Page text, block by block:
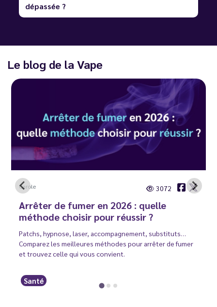
dépassée ?
Le blog de la Vape
Carole 3072
Arrêter de fumer en 2026 : quelle
méthode choisir pour réussir ?
Patchs, hypnose, laser, accompagnement, substituts…
Comparez les meilleures méthodes pour arrêter de fumer
et trouvez celle qui vous convient.
Santé